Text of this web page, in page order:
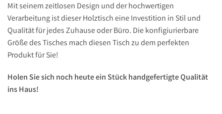
Mit seinem zeitlosen Design und der hochwertigen
Verarbeitung ist dieser Holztisch eine Investition in Stil und
Qualität für jedes Zuhause oder Büro. Die konfigiurierbare
Größe des Tisches mach diesen Tisch zu dem perfekten
Produkt für Sie!
Holen Sie sich noch heute ein Stück handgefertigte Qualität
ins Haus!